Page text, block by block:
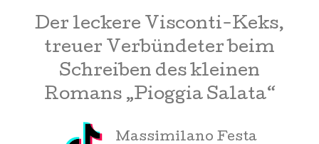
Der leckere Visconti-Keks,
treuer Verbündeter beim
Schreiben des kleinen
Romans „Pioggia Salata“
Massimilano Festa